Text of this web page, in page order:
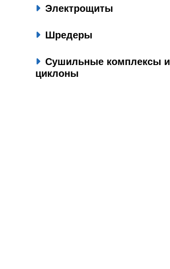
Электрощиты
Шредеры
Сушильные комплексы и
циклоны